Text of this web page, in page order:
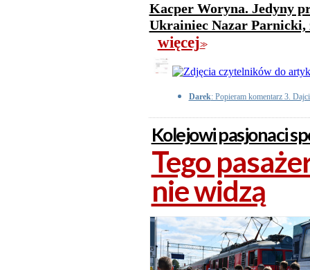
Kacper Woryna. Jedyny
Ukrainiec Nazar Parnicki,
więcej>>
Darek: Popieram komentarz 3.
Kolejowi pasjonaci
Tego
nie widzą